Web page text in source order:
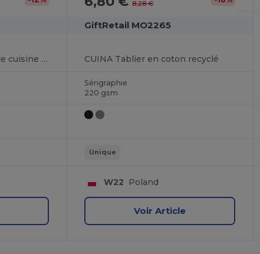
FITTED KITAB Tablier de cuisine ajustable
8,28 €
GiftRetail MO2265
CUINA Tablier en coton recyclé
Sérigraphie
220 gsm
Unique
W22 Poland
Voir Article